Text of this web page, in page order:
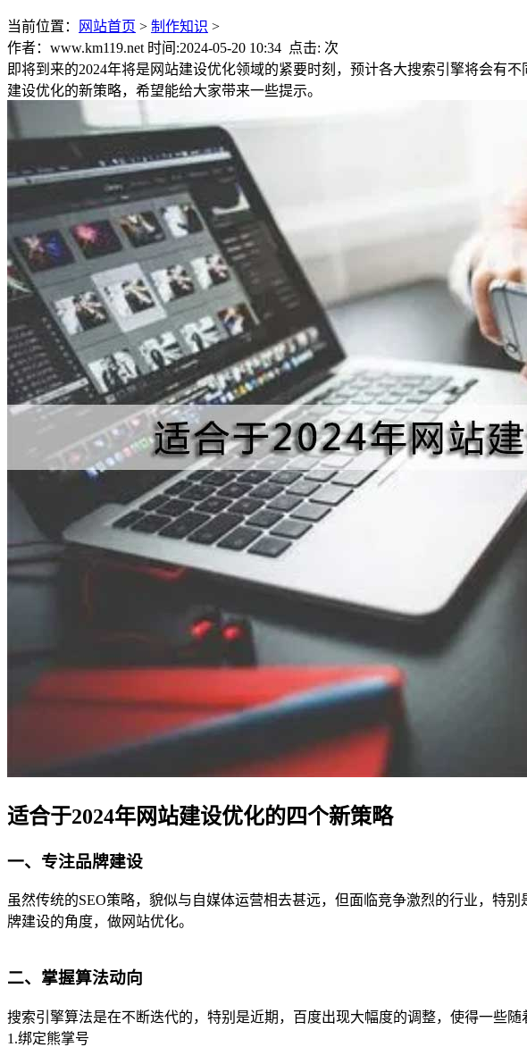
当前位置： 网站首页 > 制作知识 >
作者：www.km119.net 时间:2024-05-20 10:34 点击: 次
即将到来的2024年将是网站建设优化领域的紧要时刻，预计各大搜索引擎将会有
建设优化的新策略，希望能给大家带来一些提示。
适合于2024年网站建设优化的四个新策略
一、专注品牌建设
虽然传统的SEO策略，貌似与自媒体运营相去甚远，但面临竞争激烈的行业，特
牌建设的角度，做网站优化。
二、掌握算法动向
搜索引擎算法是在不断迭代的，特别是近期，百度出现大幅度的调整，使得一些
1.绑定熊掌号